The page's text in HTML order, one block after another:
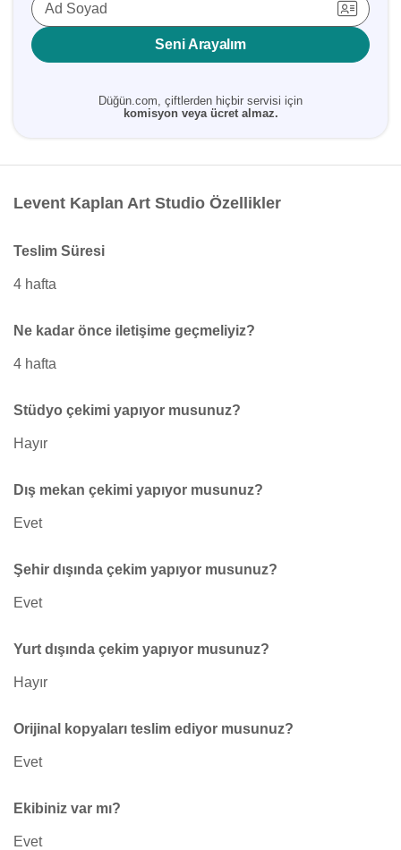
Ad Soyad
Seni Arayalım
Düğün.com, çiftlerden hiçbir servisi için
komisyon veya ücret almaz.
Levent Kaplan Art Studio Özellikler
Teslim Süresi
4 hafta
Ne kadar önce iletişime geçmeliyiz?
4 hafta
Stüdyo çekimi yapıyor musunuz?
Hayır
Dış mekan çekimi yapıyor musunuz?
Evet
Şehir dışında çekim yapıyor musunuz?
Evet
Yurt dışında çekim yapıyor musunuz?
Hayır
Orijinal kopyaları teslim ediyor musunuz?
Evet
Ekibiniz var mı?
Evet